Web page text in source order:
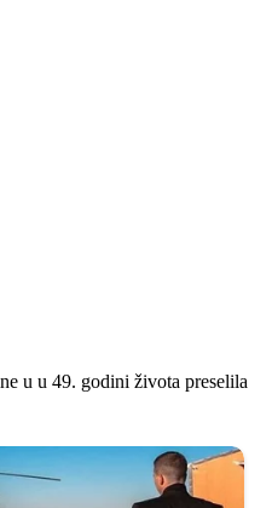
u u 49. godini života preselila